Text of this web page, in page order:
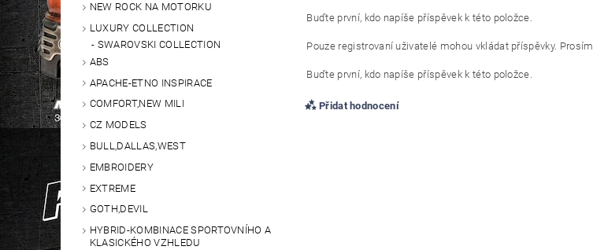
NEW ROCK NA MOTORKU
LUXURY COLLECTION
SWAROVSKI COLLECTION
ABS
APACHE-ETNO INSPIRACE
COMFORT,NEW MILI
CZ MODELS
BULL,DALLAS,WEST
EMBROIDERY
EXTREME
GOTH,DEVIL
HYBRID-KOMBINACE SPORTOVNÍHO A
KLASICKÉHO VZHLEDU
Buďte první, kdo napíše příspěvek k této položce.
Pouze registrovaní uživatelé mohou vkládat příspěvky. Prosím
Buďte první, kdo napíše příspěvek k této položce.
Přidat hodnocení